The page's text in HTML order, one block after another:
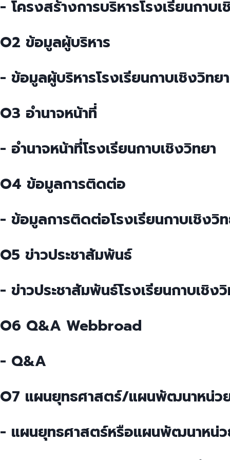
- โครงสร้างการบริหารโรงเรียนกาบเ
O2 ข้อมูลผู้บริหาร
- ข้อมูลผู้บริหารโรงเรียนกาบเชิงวิทยา
O3 อำนาจหน้าที่
- อำนาจหน้าที่โรงเรียนกาบเชิงวิทยา
O4 ข้อมูลการติดต่อ
- ข้อมูลการติดต่อโรงเรียนกาบเชิงวิ
O5 ข่าวประชาสัมพันธ์
- ข่าวประชาสัมพันธ์โรงเรียนกาบเชิง
O6 Q&A Webbroad
- Q&A
O7 แผนยุทธศาสตร์/แผนพัฒนาหน่ว
- แผนยุทธศาสตร์หรือแผนพัฒนาหน่ว